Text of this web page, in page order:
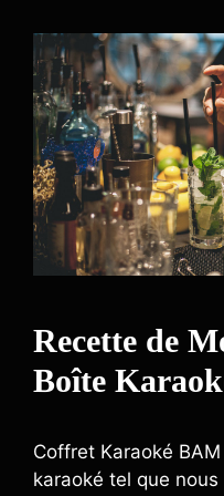
Recette de
Boîte
Coffret Karaoké
karaoké tel que